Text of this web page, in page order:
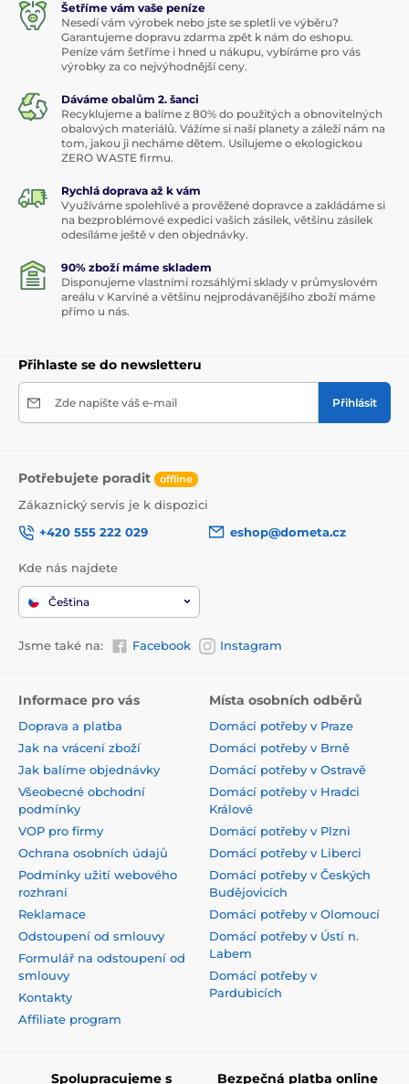
Šetříme vám vaše peníze
Nesedí vám výrobek nebo jste se spletli ve výběru?
Garantujeme dopravu zdarma zpět k nám do eshopu.
Peníze vám šetříme i hned u nákupu, vybíráme pro vás
výrobky za co nejvýhodnější ceny.
Dáváme obalům 2. šanci
Recyklujeme a balíme z 80% do použitých a obnovitelných
obalových materiálů. Vážíme si naší planety a záleží nám na
tom, jakou ji necháme dětem. Usilujeme o ekologickou
ZERO WASTE firmu.
Rychlá doprava až k vám
Využíváme spolehlivé a prověžené dopravce a zakládáme si
na bezproblémové expedici vašich zásilek, většinu zásilek
odesíláme ještě v den objednávky.
90% zboží máme skladem
Disponujeme vlastními rozsáhlými sklady v průmyslovém
areálu v Karviné a většinu nejprodávanějšího zboží máme
přímo u nás.
Přihlaste se do newsletteru
Zde napište váš e-mail Přihlásit
Potřebujete poradit offline
Zákaznický servis je k dispozici
+420 555 222 029
eshop@dometa.cz
Kde nás najdete
Čeština
Jsme také na: Facebook Instagram
Informace pro vás
Doprava a platba
Jak na vrácení zboží
Jak balíme objednávky
Všeobecné obchodní
podmínky
VOP pro firmy
Ochrana osobních údajů
Podmínky užití webového
rozhraní
Reklamace
Odstoupení od smlouvy
Formulář na odstoupení od
smlouvy
Kontakty
Affiliate program
Místa osobních odběrů
Domácí potřeby v Praze
Domácí potřeby v Brně
Domácí potřeby v Ostravě
Domácí potřeby v Hradci
Králové
Domácí potřeby v Plzni
Domácí potřeby v Liberci
Domácí potřeby v Českých
Budějovicích
Domácí potřeby v Olomoucí
Domácí potřeby v Ústí n.
Labem
Domácí potřeby v
Pardubicích
Spolupracujeme s Bezpečná platba online